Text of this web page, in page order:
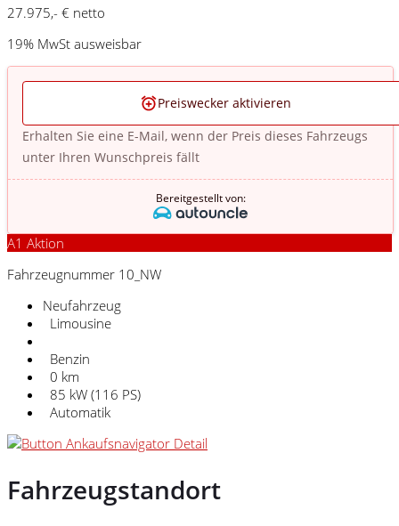
27.975,- € netto
19% MwSt ausweisbar
Preiswecker aktivieren
Erhalten Sie eine E-Mail, wenn der Preis dieses Fahrzeugs
unter Ihren Wunschpreis fällt
Bereitgestellt von:
A1 Aktion
Fahrzeugnummer 10_NW
Neufahrzeug
Limousine
Benzin
0 km
85 kW (116 PS)
Automatik
Fahrzeugstandort